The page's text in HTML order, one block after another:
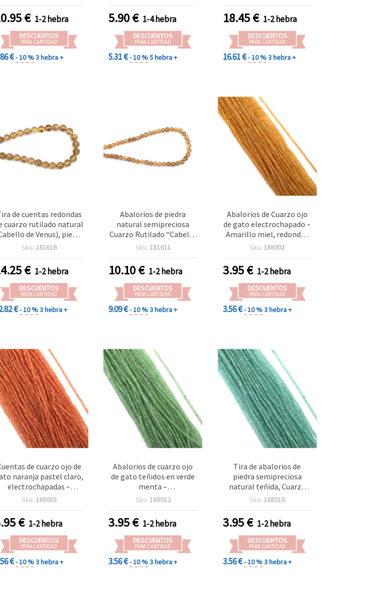
y manualidades
€ 1-2 hebra
DESCUENTOS
PARA CANTIDAD
€- 10 %3 hebra +
Manualidades
5.90€ 1-4 hebra
DESCUENTOS
PARA CANTIDAD
5.31 €- 10 %5 hebra +
aprox. 37 uds
18.45€ 1-2 hebra
DESCUENTOS
PARA CANTIDAD
16.61 €- 10 %3 hebra +
de cuentas redondas
cuarzo rutilado natural
de Venus), piedra
semipreciosa, 8~9 mm,
manualidades
Sku: 181616
€ 1-2 hebra
DESCUENTOS
PARA CANTIDAD
€- 10 %3 hebra +
Abalorios de piedra
natural semipreciosa
Cuarzo Rutilado “Cabello
de Venus”, redondos de 4
agujas de rutilo en tono
dorado, aprox. 73 uds por
tira – para bisutería y
manualidades DIY,
collares y pulseras
Sku: 181611
10.10€ 1-2 hebra
DESCUENTOS
PARA CANTIDAD
9.09 €- 10 %3 hebra +
Abalorios de Cuarzo ojo
de gato electrochapado –
Amarillo miel, redondos
facetados 3–3,25 mm,
aprox. 118 abalorios;
semipreciosos para
bisutería y manualidades
DIY
Sku: 188002
3.95€ 1-2 hebra
DESCUENTOS
PARA CANTIDAD
3.56 €- 10 %3 hebra +
de cuarzo ojo de
naranja pastel claro,
electrochapadas –
redondas microfacetadas
aprox. 118 uds./tira |
separadores de
piedra semipreciosa
natural para bisutería y
manualidades DIY
Sku: 188003
€ 1-2 hebra
DESCUENTOS
PARA CANTIDAD
€- 10 %3 hebra +
Abalorios de cuarzo ojo
de gato teñidos en verde
menta –
electrochapados,
3,25 mm, agujero 0,5 mm
– tira de aprox. 120 uds.
para bisutería y
manualidades, pulseras y
collares
Sku: 188012
3.95€ 1-2 hebra
DESCUENTOS
PARA CANTIDAD
3.56 €- 10 %3 hebra +
Tira de abalorios de
piedra semipreciosa
natural teñida, Cuarzo
Ojo de Gato
facetado, color
aguamarina, 3–3,25 mm,
agujero 0,5 mm, aprox.
125 uds
Sku: 188010
3.95€ 1-2 hebra
DESCUENTOS
PARA CANTIDAD
3.56 €- 10 %3 hebra +